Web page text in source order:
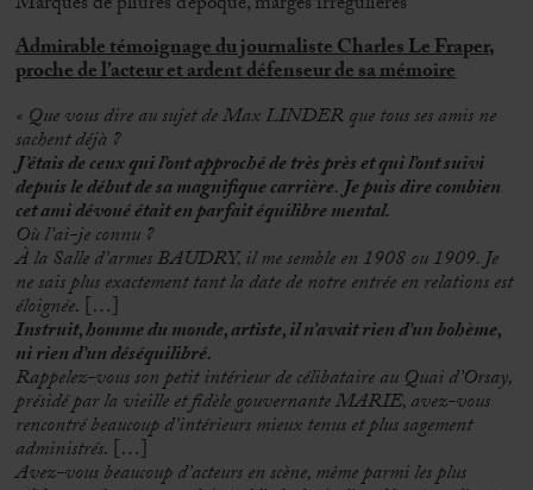
Admirable témoignage du journaliste Charles Le Fraper,
proche de l’acteur et ardent défenseur de sa mémoire
« Que vous dire au sujet de Max LINDER que tous ses amis ne
sachent déjà ?
J’étais de ceux qui l’ont approché de très près et qui l’ont suivi
depuis le début de sa magnifique carrière.Je puis dire combien
cet ami dévoué était en parfait équilibre mental.
Où l’ai-je connu ?
À la Salle d’armes BAUDRY, il me semble en 1908 ou 1909. Je
ne sais plus exactement tant la date de notre entrée en relations est
éloignée. […]
Instruit, homme du monde, artiste, il n’avait rien d’un bohème,
ni rien d’un déséquilibré.
Rappelez-vous son petit intérieur de célibataire au Quai d’Orsay,
présidé par la vieille et fidèle gouvernante MARIE, avez-vous
rencontré beaucoup d’intérieurs mieux tenus et plus sagement
administrés. […]
Avez-vous beaucoup d’acteurs en scène, même parmi les plus